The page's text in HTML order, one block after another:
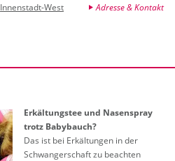
Innenstadt-West Adresse & Kontakt
Er­käl­tungs­tee und Na­sen­spray
trotz Ba­by­bauch?
Das ist bei Er­käl­tun­gen in der
Schwan­ger­schaft zu be­ach­ten